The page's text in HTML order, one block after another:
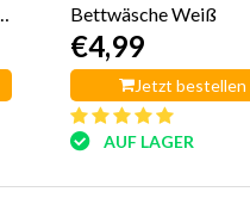
Bettwäsche Weiß
€4,99
Jetzt bestellen
AUF LAGER